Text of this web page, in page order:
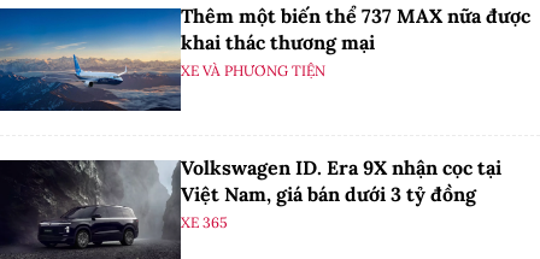
Thêm một biến thể 737 MAX nữa được
khai thác thương mại
XE VÀ PHƯƠNG TIỆN
Volkswagen ID. Era 9X nhận cọc tại
Việt Nam, giá bán dưới 3 tỷ đồng
XE 365